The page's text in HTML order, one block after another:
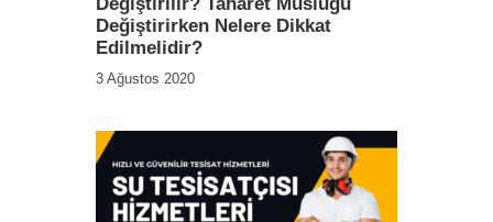
Değiştirirken Nelere Dikkat
Edilmelidir?
3 Ağustos 2020